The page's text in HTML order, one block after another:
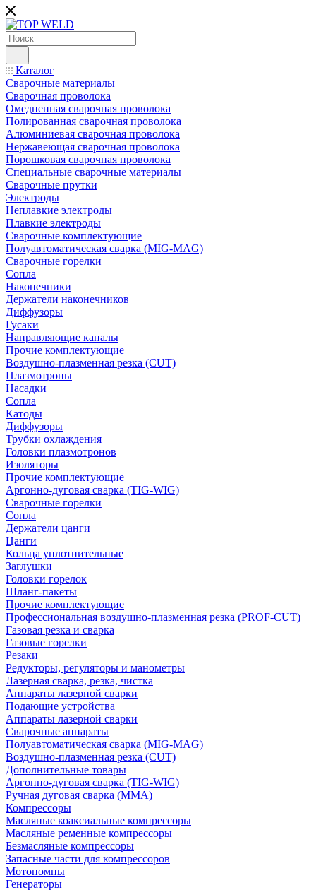
Каталог
Сварочные материалы
Сварочная проволока
Омедненная сварочная проволока
Полированная сварочная проволока
Алюминиевая сварочная проволока
Нержавеющая сварочная проволока
Порошковая сварочная проволока
Специальные сварочные материалы
Сварочные прутки
Электроды
Неплавкие электроды
Плавкие электроды
Сварочные комплектующие
Полуавтоматическая сварка (MIG-MAG)
Сварочные горелки
Сопла
Наконечники
Держатели наконечников
Диффузоры
Гусаки
Направляющие каналы
Прочие комплектующие
Воздушно-плазменная резка (CUT)
Плазмотроны
Насадки
Сопла
Катоды
Диффузоры
Трубки охлаждения
Головки плазмотронов
Изоляторы
Прочие комплектующие
Аргонно-дуговая сварка (TIG-WIG)
Сварочные горелки
Сопла
Держатели цанги
Цанги
Кольца уплотнительные
Заглушки
Головки горелок
Шланг-пакеты
Прочие комплектующие
Профессиональная воздушно-плазменная резка (PROF-CUT)
Газовая резка и сварка
Газовые горелки
Резаки
Редукторы, регуляторы и манометры
Лазерная сварка, резка, чистка
Аппараты лазерной сварки
Подающие устройства
Аппараты лазерной сварки
Сварочные аппараты
Полуавтоматическая сварка (MIG-MAG)
Воздушно-плазменная резка (CUT)
Дополнительные товары
Аргонно-дуговая сварка (TIG-WIG)
Ручная дуговая сварка (MMA)
Компрессоры
Масляные коаксиальные компрессоры
Масляные ременные компрессоры
Безмасляные компрессоры
Запасные части для компрессоров
Мотопомпы
Генераторы